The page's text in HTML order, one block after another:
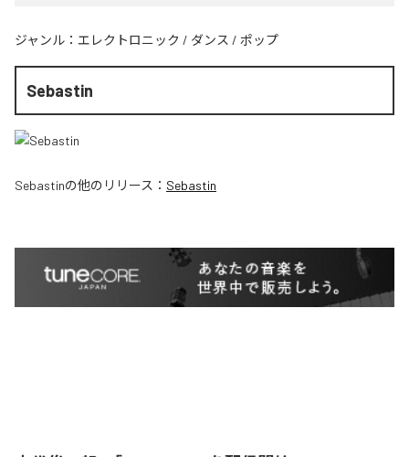
ジャンル： エレクトロニック / ダンス / ポップ
Sebastin
Sebastinの他のリリース： Sebastin